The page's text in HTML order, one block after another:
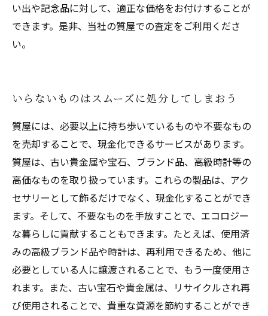
い出や記念品に対して、適正な価格をお付けすることが
できます。是非、当社の質屋での査定をご利用くださ
い。
いらないものはスムーズに処分してしまおう
質屋には、必要以上に持ち歩いているものや不要なもの
を売却することで、現金化できるサービスがあります。
質屋は、古い貴金属や宝石、ブランド品、高級時計等の
高価なものを取り扱っています。これらの製品は、アク
セサリーとして飾るだけでなく、現金化することができ
ます。そして、不要なものを手放すことで、エコロジー
な暮らしに貢献することもできます。たとえば、使用済
みの高級ブランド品や時計は、再利用できるため、他に
必要としている人に譲渡されることで、もう一度使用さ
れます。また、古い宝石や貴金属は、リサイクルされ再
び使用されることで、貴重な資源を節約することができ